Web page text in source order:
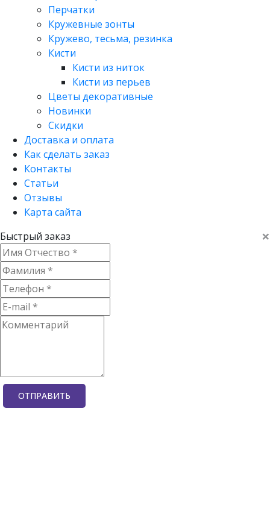
Перчатки
Кружевные зонты
Кружево, тесьма, резинка
Кисти
Кисти из ниток
Кисти из перьев
Цветы декоративные
Новинки
Скидки
Доставка и оплата
Как сделать заказ
Контакты
Статьи
Отзывы
Карта сайта
×
Быстрый заказ
ОТПРАВИТЬ